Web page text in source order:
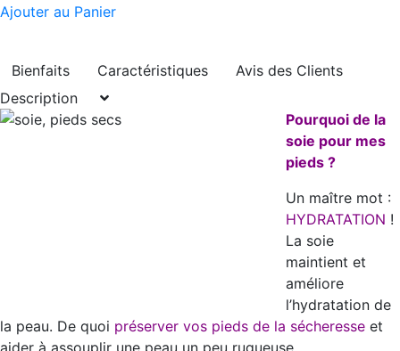
Ajouter au Panier
Bienfaits Caractéristiques
Avis des Clients
Description
Pourquoi de la
soie pour mes
pieds ?
Un maître mot :
HYDRATATION !
La soie
maintient et
améliore
l’hydratation de
la peau. De quoi préserver vos pieds de la sécheresse et
aider à assouplir une peau un peu rugueuse.